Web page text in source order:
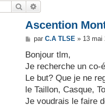
Rechercher
Ascention
M
s
a
g
par C.A TLSE» 13 mai
Bonjour tlm,
Je recherche un co-
Le but? Que je ne
le Taillon, Casque,
Je voudrais le faire